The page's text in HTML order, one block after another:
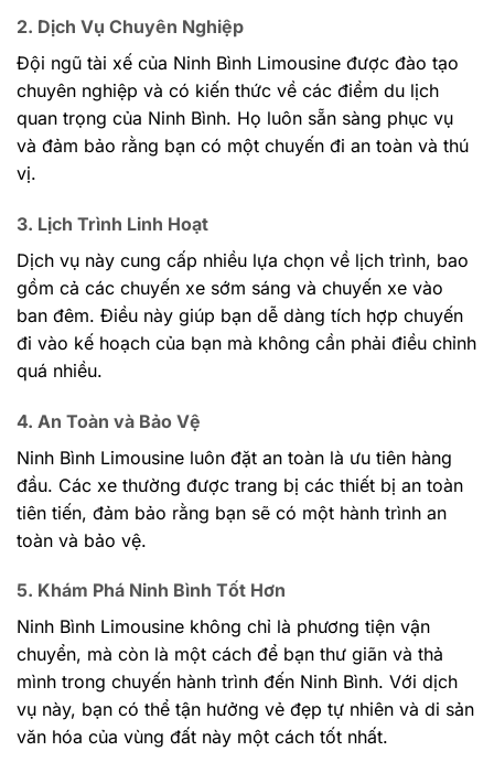
2. Dịch Vụ Chuyên Nghiệp
Đội ngũ tài xế của Ninh Bình Limousine được đào tạo
chuyên nghiệp và có kiến thức về các điểm du lịch
quan trọng của Ninh Bình. Họ luôn sẵn sàng phục vụ
và đảm bảo rằng bạn có một chuyến đi an toàn và thú
vị.
3. Lịch Trình Linh Hoạt
Dịch vụ này cung cấp nhiều lựa chọn về lịch trình, bao
gồm cả các chuyến xe sớm sáng và chuyến xe vào
ban đêm. Điều này giúp bạn dễ dàng tích hợp chuyến
đi vào kế hoạch của bạn mà không cần phải điều chỉnh
quá nhiều.
4. An Toàn và Bảo Vệ
Ninh Bình Limousine luôn đặt an toàn là ưu tiên hàng
đầu. Các xe thường được trang bị các thiết bị an toàn
tiên tiến, đảm bảo rằng bạn sẽ có một hành trình an
toàn và bảo vệ.
5. Khám Phá Ninh Bình Tốt Hơn
Ninh Bình Limousine không chỉ là phương tiện vận
chuyển, mà còn là một cách để bạn thư giãn và thả
mình trong chuyến hành trình đến Ninh Bình. Với dịch
vụ này, bạn có thể tận hưởng vẻ đẹp tự nhiên và di sản
văn hóa của vùng đất này một cách tốt nhất.